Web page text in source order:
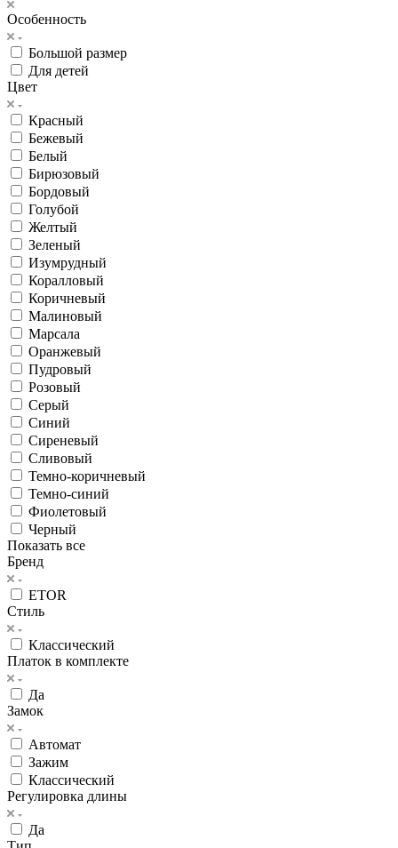
Особенность
Большой размер
Для детей
Цвет
Красный
Бежевый
Белый
Бирюзовый
Бордовый
Голубой
Желтый
Зеленый
Изумрудный
Коралловый
Коричневый
Малиновый
Марсала
Оранжевый
Пудровый
Розовый
Серый
Синий
Сиреневый
Сливовый
Темно-коричневый
Темно-синий
Фиолетовый
Черный
Показать все
Бренд
ETOR
Стиль
Классический
Платок в комплекте
Да
Замок
Автомат
Зажим
Классический
Регулировка длины
Да